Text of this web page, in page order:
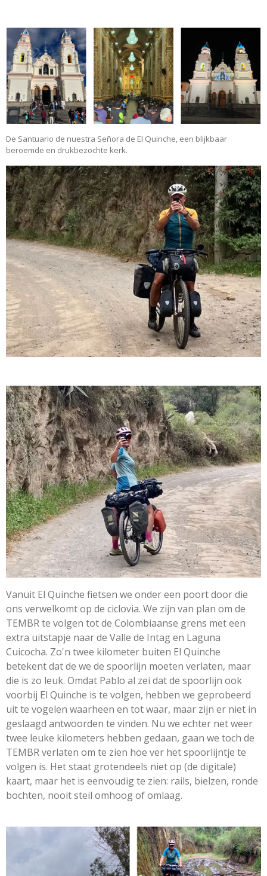
De Santuario de nuestra Señora de El Quinche, een blijkbaar
beroemde en drukbezochte kerk.
Vanuit El Quinche fietsen we onder een poort door die
ons verwelkomt op de ciclovia. We zijn van plan om de
TEMBR te volgen tot de Colombiaanse grens met een
extra uitstapje naar de Valle de Intag en Laguna
Cuicocha. Zo'n twee kilometer buiten El Quinche
betekent dat de we de spoorlijn moeten verlaten, maar
die is zo leuk. Omdat Pablo al zei dat de spoorlijn ook
voorbij El Quinche is te volgen, hebben we geprobeerd
uit te vogelen waarheen en tot waar, maar zijn er niet in
geslaagd antwoorden te vinden. Nu we echter net weer
twee leuke kilometers hebben gedaan, gaan we toch de
TEMBR verlaten om te zien hoe ver het spoorlijntje te
volgen is. Het staat grotendeels niet op (de digitale)
kaart, maar het is eenvoudig te zien: rails, bielzen, ronde
bochten, nooit steil omhoog of omlaag.